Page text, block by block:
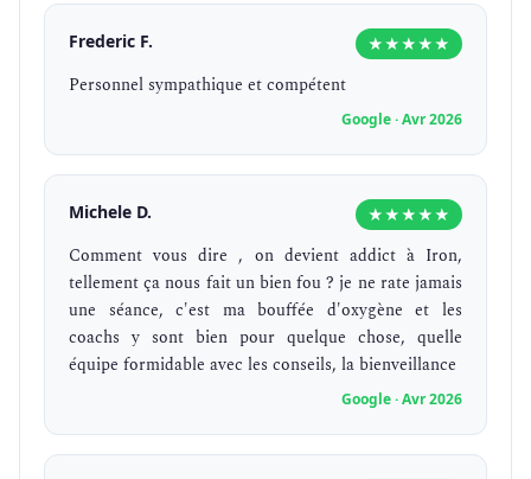
Frederic F. ★★★★★
Personnel sympathique et compétent
Google · Avr 2026
Michele D. ★★★★★
Comment vous dire , on devient addict à Iron,
tellement ça nous fait un bien fou ? je ne rate jamais
une séance, c'est ma bouffée d'oxygène et les
coachs y sont bien pour quelque chose, quelle
équipe formidable avec les conseils, la bienveillance
Google · Avr 2026